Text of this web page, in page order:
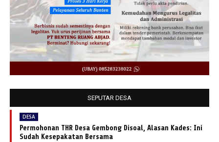
SEPUTAR DESA
DESA
Permohonan THR Desa Gembong Disoal, Alasan Kades: Ini
Sudah Kesepakatan Bersama